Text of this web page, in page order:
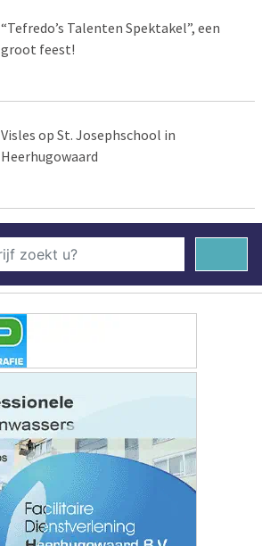
“Tefredo’s Talenten Spektakel”, een
groot feest!
Visles op St. Josephschool in
Heerhugowaard